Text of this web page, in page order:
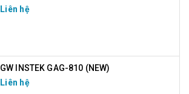
Liên hệ
GW INSTEK GAG-810 (NEW)
Liên hệ